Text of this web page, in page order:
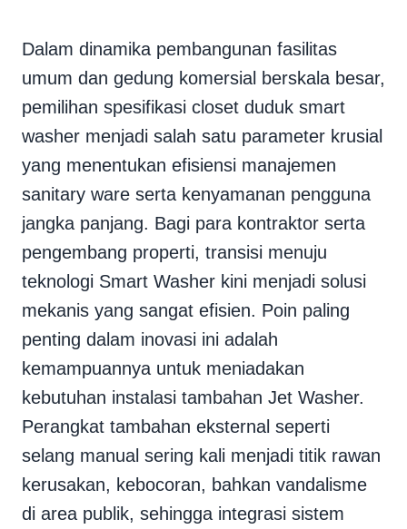
Dalam dinamika pembangunan fasilitas
umum dan gedung komersial berskala besar,
pemilihan spesifikasi closet duduk smart
washer menjadi salah satu parameter krusial
yang menentukan efisiensi manajemen
sanitary ware serta kenyamanan pengguna
jangka panjang. Bagi para kontraktor serta
pengembang properti, transisi menuju
teknologi Smart Washer kini menjadi solusi
mekanis yang sangat efisien. Poin paling
penting dalam inovasi ini adalah
kemampuannya untuk meniadakan
kebutuhan instalasi tambahan Jet Washer.
Perangkat tambahan eksternal seperti
selang manual sering kali menjadi titik rawan
kerusakan, kebocoran, bahkan vandalisme
di area publik, sehingga integrasi sistem